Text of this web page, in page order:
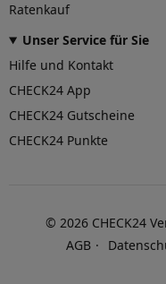
Ratenkauf
Unser Service für Sie
Hilfe und Kontakt
CHECK24 App
CHECK24 Gutscheine
CHECK24 Punkte
© 2026 CHECK24
AGB